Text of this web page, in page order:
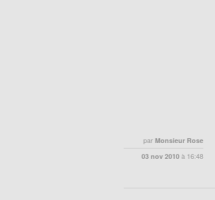
par Monsieur Rose
03 nov 2010 à 16:48